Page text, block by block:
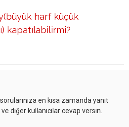
harf küçük
kapatılabilirmi?
en kısa zamanda yanıt
diğer kullanıcılar cevap versin.